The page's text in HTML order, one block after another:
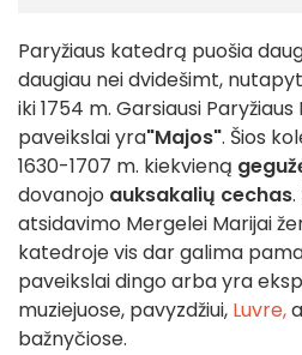
Paryžiaus katedrą puošia
daugiau nei dvidešimt,
iki 1754 m. Garsiausi
paveikslai yra"Majos". Šios
1630-1707 m. kiekvieną
dovanojo auksakalių cechas
atsidavimo Mergelei Marijai
katedroje vis dar galima
paveikslai dingo arba yra
muziejuose, pavyzdžiui, Luvre,
bažnyčiose.